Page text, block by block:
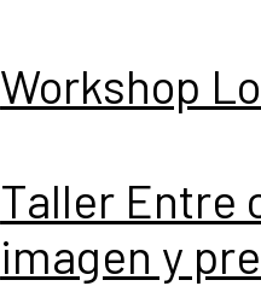
Workshop
Taller Entre
imagen y